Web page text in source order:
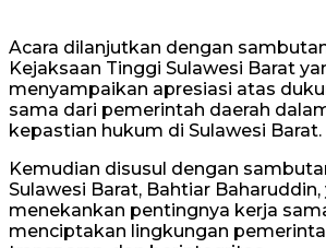
Acara dilanjutkan dengan
Kejaksaan Tinggi Sulawesi Barat
menyampaikan apresiasi atas
sama dari pemerintah daerah
kepastian hukum di Sulawesi Barat.
Kemudian disusul dengan
Sulawesi Barat, Bahtiar Baharuddin,
menekankan pentingnya kerja
menciptakan lingkungan